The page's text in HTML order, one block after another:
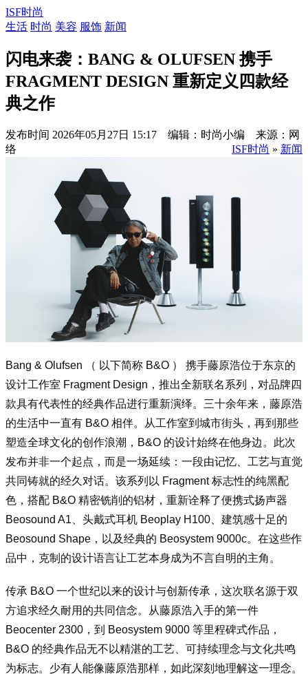
ISF时尚
生活 时尚 美容 服饰 新闻
闪电来袭：BANG & OLUFSEN 携手
FRAGMENT DESIGN 重新定义四款经
典之作
发布时间 2026年05月27日 15:17 编辑：时尚小编 来源：网
络
ISF时尚 » 新闻
Bang & Olufsen （ 以下简称 B&O ） 携手藤原浩位于东京的
设计工作室 Fragment Design，推出全新联名系列，对品牌四
款具有代表性的经典作品进行重新演绎。三十余年来，藤原浩
的生活中一直有 B&O 相伴。从工作室到城市街头，再到那些
塑造全球文化的创作浪潮，B&O 的设计始终在他身边。此次
发布并非一个起点，而是一场延续：一段由记忆、工艺与直觉
共同铸就的经久对话。该系列以 Fragment 标志性的纯黑配
色，搭配 B&O 精密铣削的铝材，重新诠释了便携式扬声器
Beosound A1、头戴式耳机 Beoplay H100、建筑感十足的
Beosound Shape，以及经典的 Beosystem 9000c。在这些作
品中，克制的设计语言让工艺本身成为不言自明的主角。
传承 B&O 一个世纪以来的设计与创新传承，这次联名源于双
方追求经久耐用的共同信念。从藤原浩入手的第一件
Beocenter 2300，到 Beosystem 9000 等里程碑式作品，
B&O 的经典作品无不以精湛的工艺、可持续理念与文化共鸣
为标志。少有人能像藤原浩那样，如此深刻地理解这一理念。